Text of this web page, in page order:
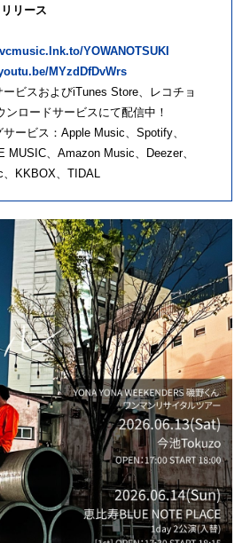
リース
YOWANOTSUKI
MYzdDfDvWrs
ビスおよびiTunes Store、レコチョ
ンロードサービスにて配信中！
ービス：Apple Music、Spotify、
MUSIC、Amazon Music、Deezer、
KKBOX、TIDAL